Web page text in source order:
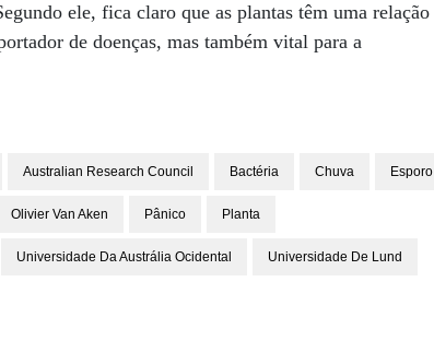
ele, fica claro que as plantas têm uma relação
de doenças, mas também vital para a
Australian Research Council Bactéria Chuva Esporo
Olivier Van Aken Pânico Planta
Universidade Da Austrália Ocidental Universidade De Lund